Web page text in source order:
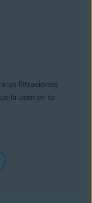
las filtraciones
la usen en tu